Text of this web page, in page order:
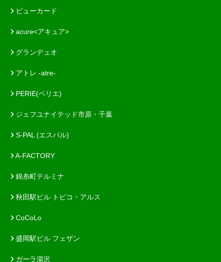
ビューカード
acure<アキュア>
グランデュオ
アトレ -atre-
PERIE(ペリエ)
ジェフユナイテッド市原・千葉
S-PAL (エスパル)
A-FACTORY
錦糸町テルミナ
秋田駅ビル トピコ・アルス
CoCoLo
盛岡駅ビル フェザン
ガーラ湯沢